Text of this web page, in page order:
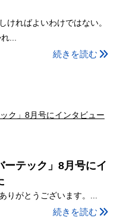
ければよいわけではない。
...
続きを読む
ーテック」8月号にイ
りがとうございます。...
続きを読む